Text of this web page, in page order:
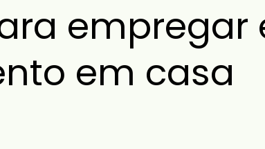
empregar
em casa